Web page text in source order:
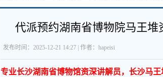
代派预约湖南省博物院马王
发布时间：2025-12-21 14:27 | 作者：hapeisi
专业长沙湖南省博物馆资深讲解员，长沙马王